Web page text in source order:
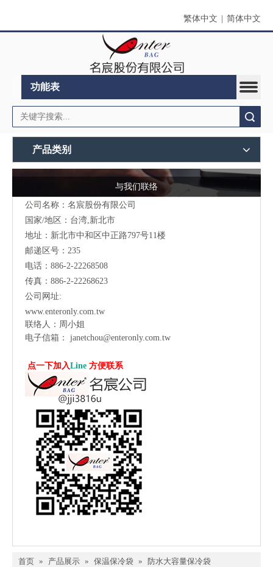
繁体中文 简体中文
功能表
产品类别
与我们联络
公司名称：名宸股份有限公司
国家/地区：台湾,新北市
地址：新北市中和区中正路797号11楼
邮递区号：235
电话：886-2-22268508
传真：886-2-22268623
公司网址:
www.enteronly.com.tw
联络人：周小姐
电子信箱： janetchou@enteronly.com.tw
点一下加入Line 方便联系
首页 » 产品展示 » 保温保冷袋 » 防水大容量保冷袋